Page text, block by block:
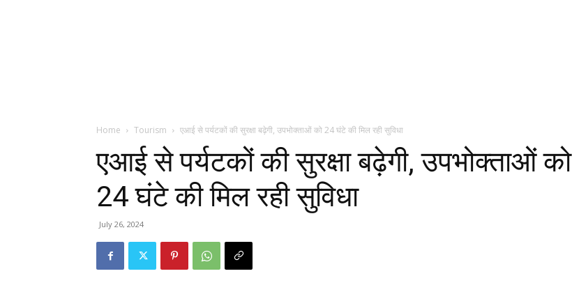
Home Tourism एआई से पर्यटकों की सुरक्षा बढ़ेगी, उपभोक्ताओं को 24 घंटे की मिल रही सुविधा
एआई से पर्यटकों की सुरक्षा बढ़ेगी, उपभोक्ताओं को
24 घंटे की मिल रही सुविधा
July 26, 2024